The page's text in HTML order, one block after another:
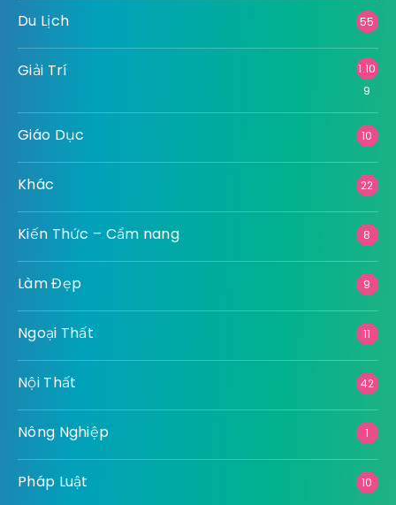
Bất Động Sản 37
Công Nghệ 64
Công Nghiệp 16
Dịch Vụ 70
Du Lịch 55
Giải Trí
9
Giáo Dục 10
Khác 22
Kiến Thức – Cẩm nang 8
Làm Đẹp 9